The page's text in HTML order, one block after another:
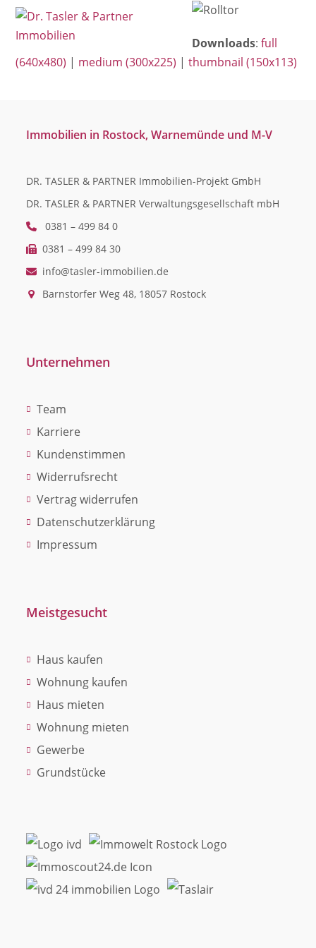
SkipOpen
mobile
menu
Close
mobile
menu
Downloads:full
(640x480) | medium (300x225) |thumbnail (150x113)
Immobilien in Rostock, Warnemünde und M-V
DR. TASLER & PARTNER Immobilien-Projekt GmbH
DR. TASLER & PARTNER Verwaltungsgesellschaft mbH
0381 – 499 84 0
0381 – 499 84 30
info@tasler-immobilien.de
Barnstorfer Weg 48, 18057 Rostock
Unternehmen
Team
Karriere
Kundenstimmen
Widerrufsrecht
Vertrag widerrufen
Datenschutzerklärung
Impressum
Meistgesucht
Haus kaufen
Wohnung kaufen
Haus mieten
Wohnung mieten
Gewerbe
Grundstücke